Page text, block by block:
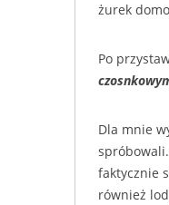
żurek
Po
Dla mnie
faktycznie
również